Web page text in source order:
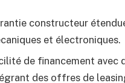
constructeur
et électroniques.
de financement avec
des offres de